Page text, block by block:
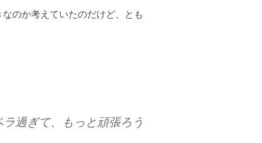
のか考えていたのだけど、とも
過ぎて、もっと頑張ろう